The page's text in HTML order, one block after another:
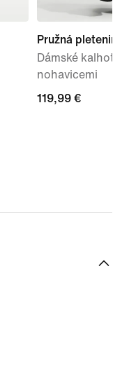
Pružná pletenina
Dámské kalhoty
nohavicemi
119,99 €
119,99 €